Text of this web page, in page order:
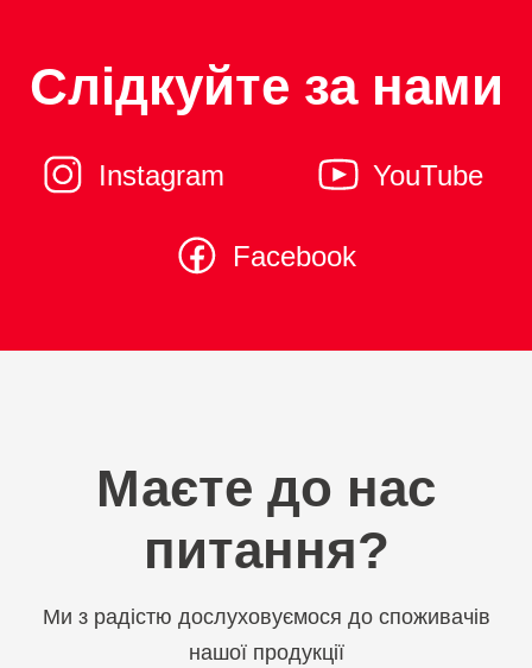
Слідкуйте за нами
Instagram YouTube
Facebook
Маєте до нас
питання?
Ми з радістю дослуховуємося до споживачів
нашої продукції